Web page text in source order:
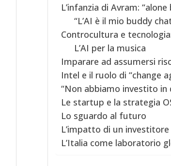
L’infanzia di Avram:
“L’AI è il mio buddy
Controcultura e
L’AI per la musica
Imparare ad assumersi
Intel e il ruolo di “change
“Non abbiamo investito
Le startup e la strategia
Lo sguardo al futuro
L’impatto di un
L’Italia come laboratorio